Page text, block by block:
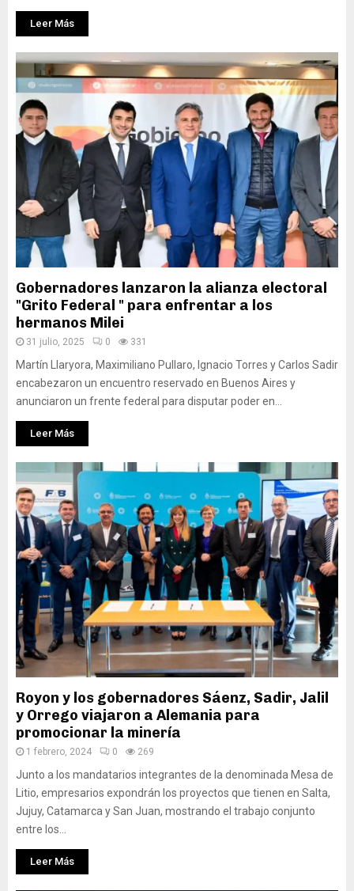
Leer Más
Gobernadores lanzaron la alianza electoral
"Grito Federal " para enfrentar a los
hermanos Milei
31 julio, 2025 0 331
Martín Llaryora, Maximiliano Pullaro, Ignacio Torres y Carlos Sadir
encabezaron un encuentro reservado en Buenos Aires y
anunciaron un frente federal para disputar poder en...
Leer Más
Royon y los gobernadores Sáenz, Sadir, Jalil
y Orrego viajaron a Alemania para
promocionar la minería
1 febrero, 2024 0 269
Junto a los mandatarios integrantes de la denominada Mesa de
Litio, empresarios expondrán los proyectos que tienen en Salta,
Jujuy, Catamarca y San Juan, mostrando el trabajo conjunto
entre los...
Leer Más